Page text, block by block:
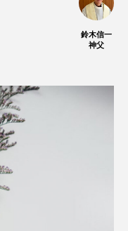
鈴木信一
神父